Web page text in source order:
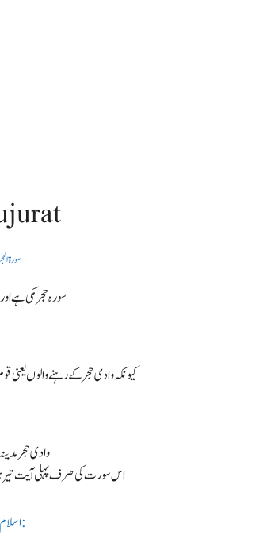
سورۃ الحجر
سورہ حجر مکی ہے اور اس میں 99
کیونکہ وادی حجر کے رہنے والوں یعنی
وادی حجر
اس سورت کی صرف پہلی آیت
اسلام کے بنیادی عقائد کا اثبات: